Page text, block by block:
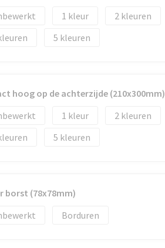
1 2
5
hoog op de achterzijde (210x300mm)
1 2
5
borst (78x78mm)
Borduren